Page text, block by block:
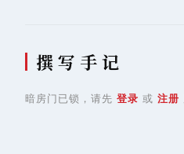
撰 写 手 记
暗房门已锁，请先 登录 或 注册